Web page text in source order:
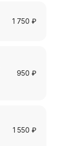
1 550 ₽
950 ₽
1 750 ₽